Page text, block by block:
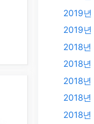
2019년
2019년
2018년
2018년
2018년
2018년
2018년